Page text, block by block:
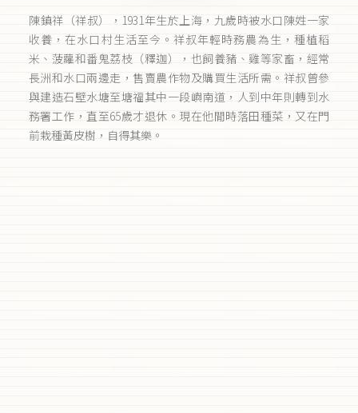
陳鎮祥（祥叔），1931年生於上海，九歲時被水口陳姓一家
收養，在水口村生活至今。祥叔年輕時務農為生，種植稻
米、菠蘿和番鬼荔枝（釋迦），也飼養豬、雞等家畜，經常
長洲和水口兩邊走，售賣農作物及購買生活所需。祥叔曾參
與建造石壁水塘至塘福其中一段嶼南道，人到中年則轉到水
務署工作，直至65歲才退休。現在他閒時落田種菜，又在門
前栽種黃皮樹，自得其樂。